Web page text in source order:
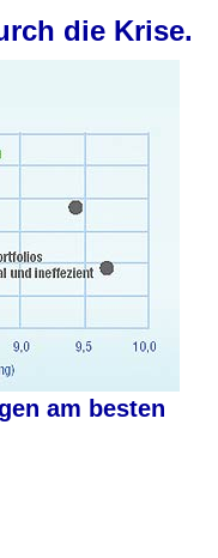
die Krise.
am besten